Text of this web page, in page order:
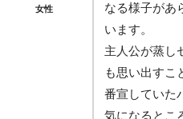
女性
なる様子があ
います。
主人公が蒸し
も思い出すこ
番宣していた
気になるとこ